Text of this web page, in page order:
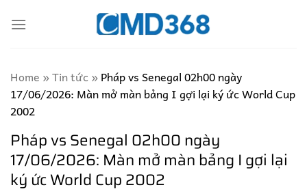
Home »Tin tức »Pháp vs Senegal 02h00 ngày
17/06/2026: Màn mở màn bảng I gợi lại ký ức World Cup
2002
Pháp vs Senegal 02h00 ngày
17/06/2026: Màn mở màn bảng I gợi lại
ký ức World Cup 2002